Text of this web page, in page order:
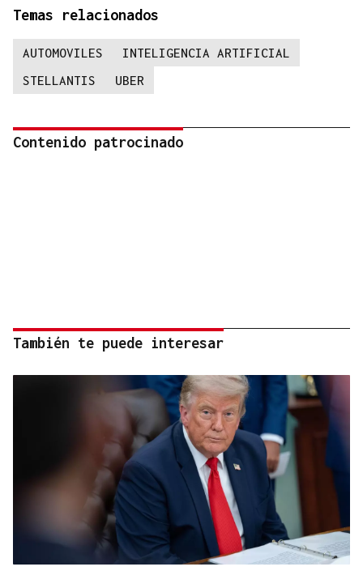
Temas relacionados
AUTOMOVILES
INTELIGENCIA ARTIFICIAL
STELLANTIS
UBER
Contenido patrocinado
También te puede interesar